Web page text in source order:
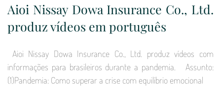
Aioi Nissay Dowa Insurance Co., Ltd.
produz vídeos em português
Aioi Nissay Dowa Insurance Co., Ltd. produz vídeos com
informações para brasileiros durante a pandemia. Assunto:
(1)Pandemia: Como superar a crise com equilíbrio emocional